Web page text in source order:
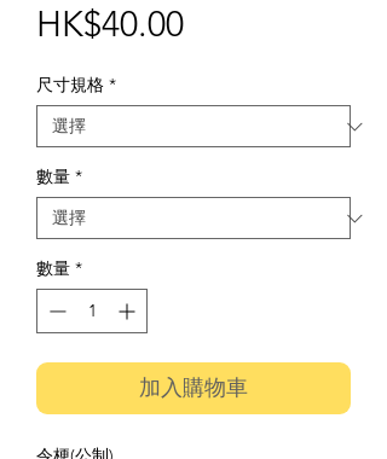
HK$40.00價
尺寸規格 *
數量 *
數量 *
加入購物車